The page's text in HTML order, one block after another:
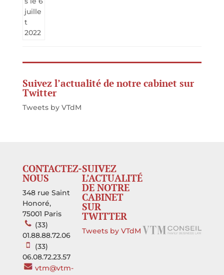
Suivez l’actualité de notre cabinet sur
Twitter
Tweets by VTdM
CONTACTEZ-
NOUS
348 rue Saint
Honoré,
75001 Paris
(33)
01.88.88.72.06
(33)
06.08.72.23.57
vtm@vtm-
SUIVEZ
L’ACTUALITÉ
DE NOTRE
CABINET
SUR
TWITTER
Tweets by VTdM